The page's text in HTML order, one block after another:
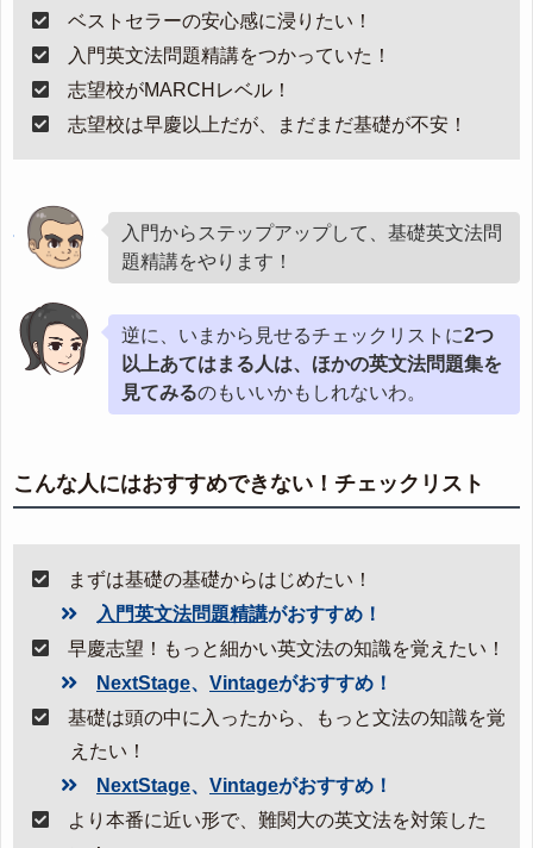
ベストセラーの安心感に浸りたい！
入門英文法問題精講をつかっていた！
志望校がMARCHレベル！
志望校は早慶以上だが、まだまだ基礎が不安！
入門からステップアップして、基礎英文法問
題精講をやります！
逆に、いまから見せるチェックリストに2つ
以上あてはまる人は、ほかの英文法問題集を
見てみるのもいいかもしれないわ。
こんな人にはおすすめできない！チェックリスト
まずは基礎の基礎からはじめたい！
入門英文法問題精講がおすすめ！
早慶志望！もっと細かい英文法の知識を覚えたい！
NextStage、 Vintageがおすすめ！
基礎は頭の中に入ったから、もっと文法の知識を覚
えたい！
NextStage、 Vintageがおすすめ！
より本番に近い形で、難関大の英文法を対策した